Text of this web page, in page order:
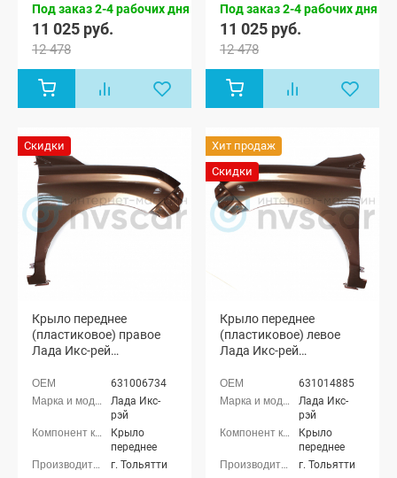
Под заказ 2-4 рабочих дня
11 025 руб.
12 478
Под заказ 2-4 рабочих дня
11 025 руб.
12 478
Скидки
Крыло переднее
(пластиковое) правое
Лада Икс-рей
631006734
Лада Икс-
рэй
Крыло
переднее
г. Тольятти
Хит продаж
Скидки
Крыло переднее
(пластиковое) левое
Лада Икс-рей
631014885
Лада Икс-
рэй
Крыло
переднее
г. Тольятти